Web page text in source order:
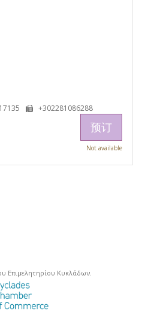
+302281086288
预订
Not available
Επιμελητηρίου Κυκλάδων.